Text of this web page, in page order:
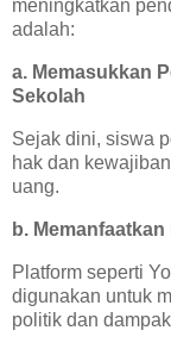
meningkatkan
adalah:
a. Memasukkan
Sekolah
Sejak dini, siswa
hak dan
uang.
b.
Platform seperti
digunakan untuk
politik dan